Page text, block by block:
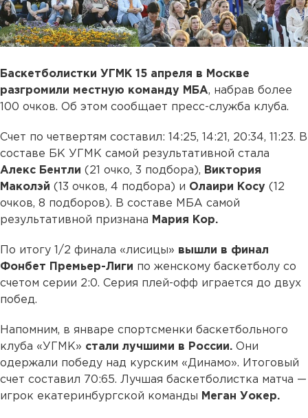
Баскетболистки УГМК 15 апреля в Москве
разгромили местную команду МБА, набрав более
100 очков. Об этом сообщает пресс-служба клуба.
Счет по четвертям составил: 14:25, 14:21, 20:34, 11:23. В
составе БК УГМК самой результативной стала
Алекс Бентли (21 очко, 3 подбора), Виктория
Маколэй (13 очков, 4 подбора) и Олаири Косу (12
очков, 8 подборов). В составе МБА самой
результативной признана Мария Кор.
По итогу 1/2 финала «лисицы» вышли в финал
Фонбет Премьер-Лиги по женскому баскетболу со
счетом серии 2:0. Серия плей-офф играется до двух
побед.
Напомним, в январе спортсменки баскетбольного
клуба «УГМК» стали лучшими в России. Они
одержали победу над курским «Динамо». Итоговый
счет составил 70:65. Лучшая баскетболистка матча —
игрок екатеринбургской команды Меган Уокер.